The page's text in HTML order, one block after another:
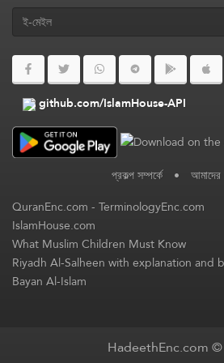
github.com/IslamHouse-API
প্রকল্প সম্পর্কে •
QuranEnc.com-TerminologyEnc.com
IslamHouse.com
What Muslim Children Must Know
Riyadh Al-Salheen with explanation and
Bayan Al-Islam
HadeethEnc.com